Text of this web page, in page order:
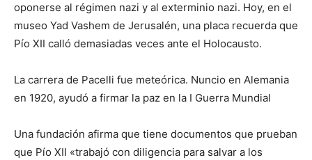
oponerse al régimen nazi y al exterminio nazi. Hoy, en el
museo Yad Vashem de Jerusalén, una placa recuerda que
Pío XII calló demasiadas veces ante el Holocausto.
La carrera de Pacelli fue meteórica. Nuncio en Alemania
en 1920, ayudó a firmar la paz en la I Guerra Mundial
Una fundación afirma que tiene documentos que prueban
que Pío XII «trabajó con diligencia para salvar a los